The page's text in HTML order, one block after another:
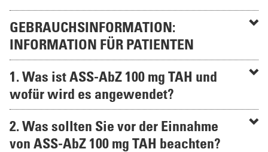
GEBRAUCHSINFORMATION:
INFORMATION FÜR PATIENTEN
1. Was ist ASS-AbZ 100 mg TAH und
wofür wird es angewendet?
2. Was sollten Sie vor der Einnahme
von ASS-AbZ 100 mg TAH beachten?